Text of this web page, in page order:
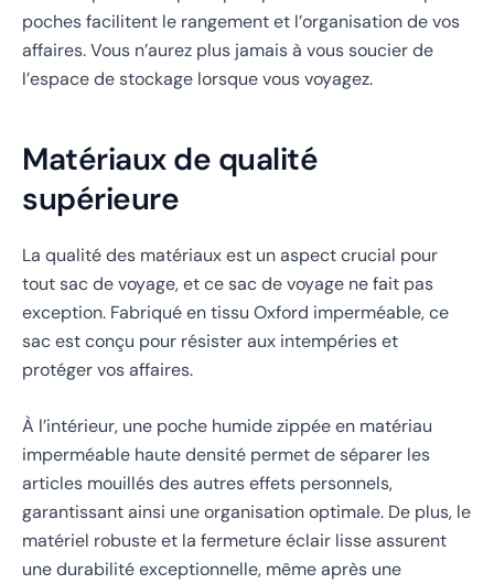
poches facilitent le rangement et l’organisation de vos
affaires. Vous n’aurez plus jamais à vous soucier de
l’espace de stockage lorsque vous voyagez.
Matériaux de qualité
supérieure
La qualité des matériaux est un aspect crucial pour
tout sac de voyage, et ce sac de voyage ne fait pas
exception. Fabriqué en tissu Oxford imperméable, ce
sac est conçu pour résister aux intempéries et
protéger vos affaires.
À l’intérieur, une poche humide zippée en matériau
imperméable haute densité permet de séparer les
articles mouillés des autres effets personnels,
garantissant ainsi une organisation optimale. De plus, le
matériel robuste et la fermeture éclair lisse assurent
une durabilité exceptionnelle, même après une